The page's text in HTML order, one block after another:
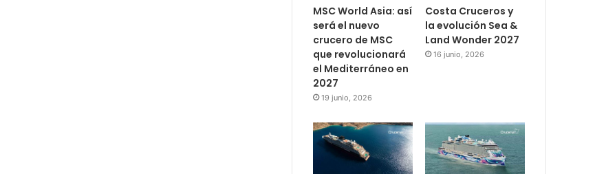
MSC World Asia: así
será el nuevo
crucero de MSC
que revolucionará
el Mediterráneo en
2027
19 junio, 2026
Costa Cruceros y
la evolución Sea &
Land Wonder 2027
16 junio, 2026